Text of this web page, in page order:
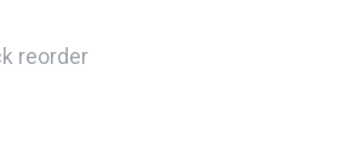
reorder